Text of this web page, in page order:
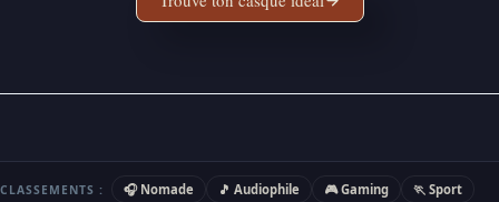
CLASSEMENTS : 🎧 Nomade 🎵 Audiophile 🎮 Gaming
🏃 Sport